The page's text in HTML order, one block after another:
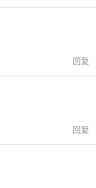
回复
回复